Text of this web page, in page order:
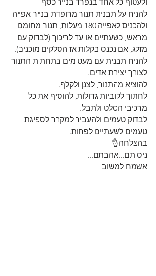
ולעטוף כל אחד בנפרד בנייר כסף
להניח על תבנית תנור מרופדת בנייר אפייה
ולהכניס לאפייה 180 מעלות, תנור מחומם
מראש, כשעתיים או עד לריכוך (לבדוק עם
מזלג, אם נכנס בקלות אז הסלקים מוכנים).
להניח תבנית עם מעט מים בתחתית התנור
לצורך יצירת אדים.
להוציא מהתנור, לצנן ולקלף.
לחתוך לקוביות גדולות, להוסיף את כל
מרכיבי הסלט ולתבל.
לבדוק טעמים ולהעביר למקרר לספיגת
טעמים לשעתיים לפחות.
בהצלחה👌
ניסיתם...אהבתם...
אשמח למשוב